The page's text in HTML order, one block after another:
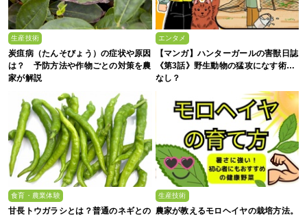
生産技術
炭疽病（たんそびょう）の症状や原因
は？ 予防方法や作物ごとの対策を農
家が解説
エンタメ
【マンガ】ハンターガールの害獣日誌
《第3話》野生動物の猛攻になす術…
なし？
食育・農業体験
甘長トウガラシとは？普通のネギとの
生産技術
農家が教えるモロヘイヤの栽培方法。